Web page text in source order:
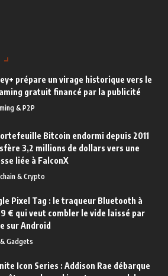
prépare un virage historique vers le
gratuit financé par la publicité
& P2P
Bitcoin endormi depuis 2011
3,2 millions de dollars vers une
liée à FalconX
& Crypto
Pixel Tag : le traqueur Bluetooth à
€ qui veut combler le vide laissé par
sur Android
Gadgets
Icon Series : Addison Rae débarque